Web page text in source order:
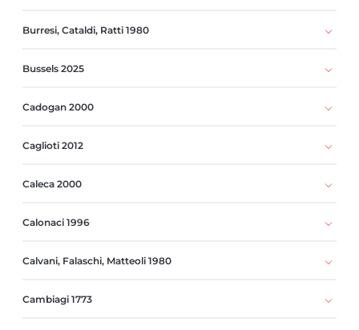
Burresi, Cataldi, Ratti 1980
Bussels 2025
Cadogan 2000
Caglioti 2012
Caleca 2000
Calonaci 1996
Calvani, Falaschi, Matteoli 1980
Cambiagi 1773